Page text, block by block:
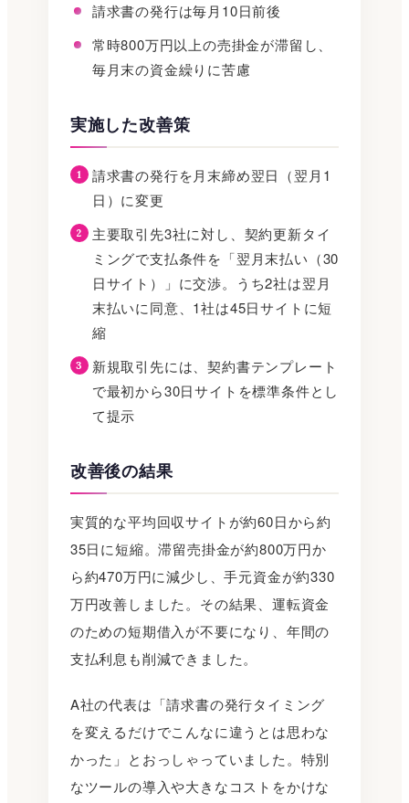
請求書の発行は毎月10日前後
常時800万円以上の売掛金が滞留し、
毎月末の資金繰りに苦慮
実施した改善策
請求書の発行を月末締め翌日（翌月1
日）に変更
主要取引先3社に対し、契約更新タイ
ミングで支払条件を「翌月末払い（30
日サイト）」に交渉。うち2社は翌月
末払いに同意、1社は45日サイトに短
縮
新規取引先には、契約書テンプレート
で最初から30日サイトを標準条件とし
て提示
改善後の結果
実質的な平均回収サイトが約60日から約
35日に短縮。滞留売掛金が約800万円か
ら約470万円に減少し、手元資金が約330
万円改善しました。その結果、運転資金
のための短期借入が不要になり、年間の
支払利息も削減できました。
A社の代表は「請求書の発行タイミング
を変えるだけでこんなに違うとは思わな
かった」とおっしゃっていました。特別
なツールの導入や大きなコストをかけな